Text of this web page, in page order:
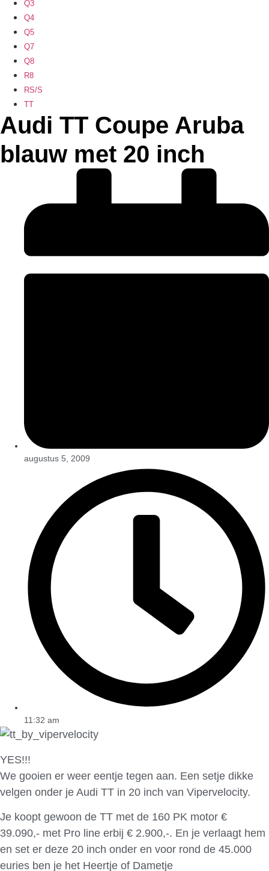
Q3
Q4
Q5
Q7
Q8
R8
RS/S
TT
Audi TT Coupe Aruba
blauw met 20 inch
augustus 5, 2009
11:32 am
YES!!!
We gooien er weer eentje tegen aan. Een setje dikke
velgen onder je Audi TT in 20 inch van Vipervelocity.
Je koopt gewoon de TT met de 160 PK motor €
39.090,- met Pro line erbij € 2.900,-. En je verlaagt hem
en set er deze 20 inch onder en voor rond de 45.000
euries ben je het Heertje of Dametje